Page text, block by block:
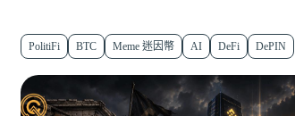
PolitiFi BTC Meme 迷因幣 AI DeFi DePIN